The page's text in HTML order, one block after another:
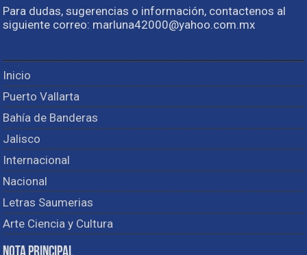
Para dudas, sugerencias o información, contactenos al
siguiente correo: marluna42000@yahoo.com.mx
Inicio
Puerto Vallarta
Bahía de Banderas
Jalisco
Internacional
Nacional
Letras Saumerias
Arte Ciencia y Cultura